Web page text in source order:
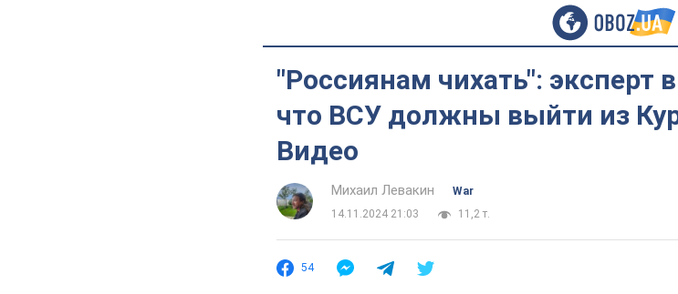
"Россиянам чихать": эксперт
что ВСУ должны выйти из
Видео
Михаил Левакин
War
14.11.2024 21:03
11,2 т.
54